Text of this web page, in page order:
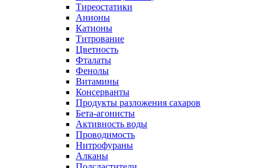
Тиреостатики
Анионы
Катионы
Титрование
Цветность
Фталаты
Фенолы
Витамины
Консерванты
Продукты разложения сахаров
Бета-агонисты
Активность воды
Проводимость
Нитрофураны
Алканы